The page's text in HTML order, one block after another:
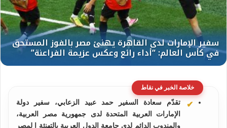
خلاصة الخبر في نقاط
تقدّم سعادة السفير حمد عبيد الزعابي، سفير دولة
الإمارات العربية المتحدة لدى جمهورية مصر العربية،
والمندوب الدائم لدى جامعة الدول العربية بالتهنئة ا لمصر